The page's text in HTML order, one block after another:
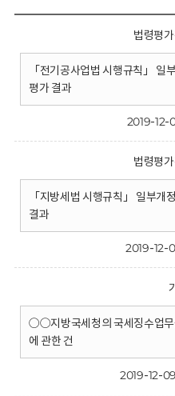
법령평
「전기공사업법 시행규칙」 일
평가 결과
2019-12-
법령평
「지방세법 시행규칙」 일부개
결과
2019-12-
○○지방국세청의 국세징수업
에 관한 건
2019-12-09